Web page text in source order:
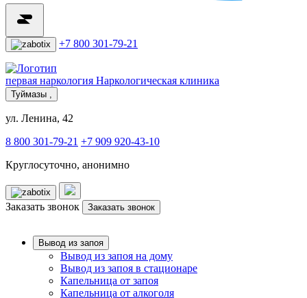
+7 800 301-79-21
первая наркология Наркологическая клиника
Туймазы ,
ул. Ленина, 42
8 800 301-79-21 +7 909 920-43-10
Круглосуточно, анонимно
Заказать звонок Заказать звонок
Вывод из запоя
Вывод из запоя на дому
Вывод из запоя в стационаре
Капельница от запоя
Капельница от алкоголя